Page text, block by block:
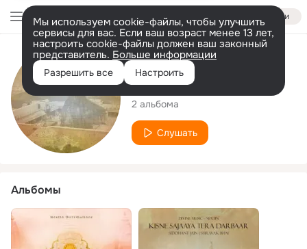
Войти
Мы используем cookie-файлы, чтобы улучшить
сервисы для вас. Если ваш возраст менее 13 лет,
настроить cookie-файлы должен ваш законный
представитель. Больше информации
Разрешить все Настроить
Исполнитель
Siddhant Jain
2 альбома
Слушать
Альбомы